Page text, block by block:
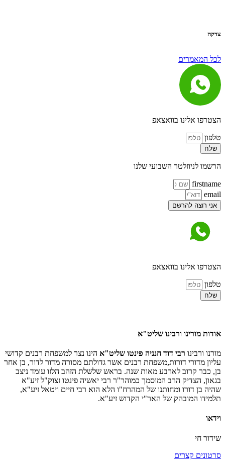
צדקה
לכל המאמרים
הצטרפו אלינו בוואצאפ
טלפון
שלח
הרשמו לניוזלטר השבועי שלנו
firstname
email
אני רוצה להרשם
הצטרפו אלינו בוואצאפ
טלפון
שלח
אודות מורינו ורבינו שליט"א
מורנו ורבינו רבי דוד חנניה פינטו שליט"אהינו נצר למשפחת רבנים קדושי
עליון מדורי דורות,משפחת רבנים אשר גדולתם מסורה מדור לדור, בן אחר
בן, כבר קרוב לארבע מאות שנה. בראש שלשלת הזהב הלזו עומד ניצב
בגאון, הצדיק הרב המוסמך כמוהר"ר רבי יאשיה פינטו זצוק"ל זיע"א
שהיה בן דורו ומחותנו של המהרח"ו הלא הוא רבי חיים ויטאל זיע"א,
תלמידו המובהק של האר"י הקדוש זיע"א.
וידאו
שידור חי
סרטונים קצרים